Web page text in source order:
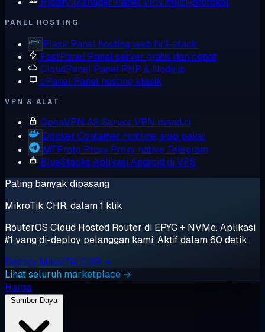
PANEL HOSTING
Plesk Panel hosting web full-stack
FastPanel Panel server gratis dan cepat
CloudPanel Panel PHP & Node.js
cPanel Panel hosting klasik
VPN & ALAT
OpenVPN AS Server VPN mandiri
Docker Container runtime, siap pakai
MTProto Proxy Proxy native Telegram
BlueStacks Aplikasi Android di VPS
Paling banyak dipasang
MikroTik CHR, dalam 1 klik
RouterOS Cloud Hosted Router di EPYC + NVMe. Aplikasi
#1 yang di-deploy pelanggan kami. Aktif dalam 60 detik.
Deploy MikroTik CHR →
Lihat seluruh marketplace →
Harga
Sumber Daya